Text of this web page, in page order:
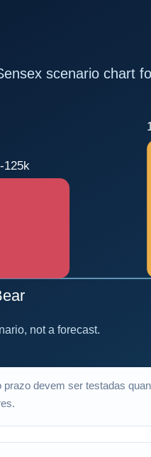
prazo devem ser testadas